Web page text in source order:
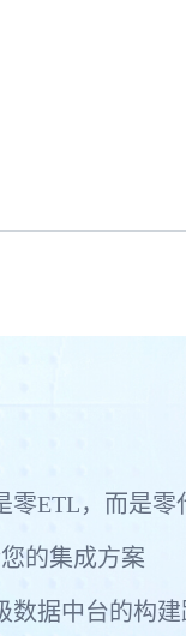
的集成方案
数据中台的构